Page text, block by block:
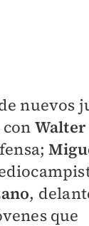
nuevos
Walter
,
que